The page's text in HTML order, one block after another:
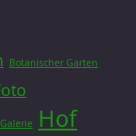
Botanischer Garten
Galerie Hof